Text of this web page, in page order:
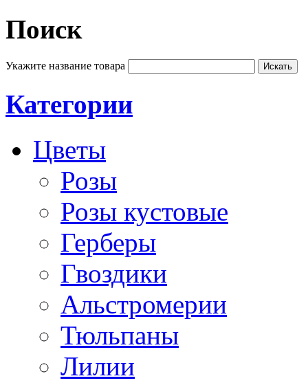
Поиск
Укажите название товара
Категории
Цветы
Розы
Розы кустовые
Герберы
Гвоздики
Альстромерии
Тюльпаны
Лилии